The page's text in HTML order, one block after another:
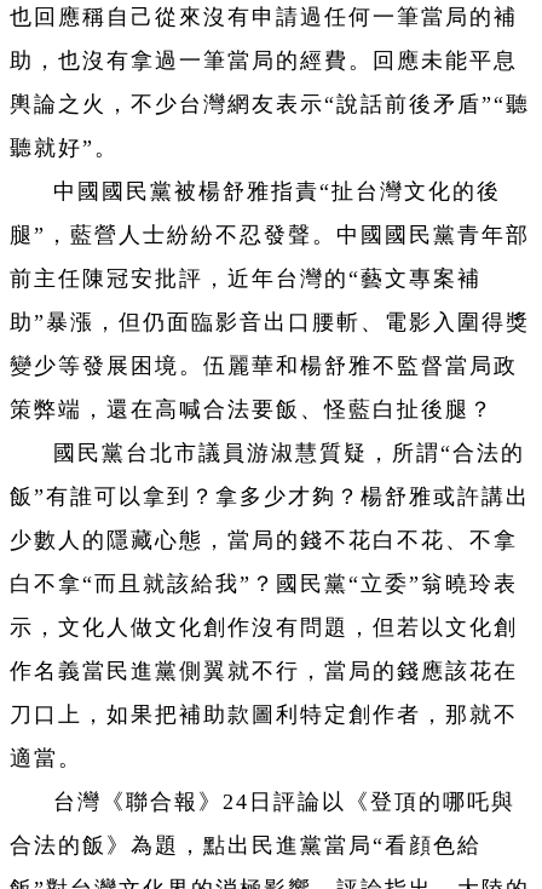
也回應稱自己從來沒有申請過任何一筆當局的補
助，也沒有拿過一筆當局的經費。回應未能平息
輿論之火，不少台灣網友表示“說話前後矛盾”“聽
聽就好”。
中國國民黨被楊舒雅指責“扯台灣文化的後
腿”，藍營人士紛紛不忍發聲。中國國民黨青年部
前主任陳冠安批評，近年台灣的“藝文專案補
助”暴漲，但仍面臨影音出口腰斬、電影入圍得獎
變少等發展困境。伍麗華和楊舒雅不監督當局政
策弊端，還在高喊合法要飯、怪藍白扯後腿？
國民黨台北市議員游淑慧質疑，所謂“合法的
飯”有誰可以拿到？拿多少才夠？楊舒雅或許講出
少數人的隱藏心態，當局的錢不花白不花、不拿
白不拿“而且就該給我”？國民黨“立委”翁曉玲表
示，文化人做文化創作沒有問題，但若以文化創
作名義當民進黨側翼就不行，當局的錢應該花在
刀口上，如果把補助款圖利特定創作者，那就不
適當。
台灣《聯合報》24日評論以《登頂的哪吒與
合法的飯》為題，點出民進黨當局“看顔色給